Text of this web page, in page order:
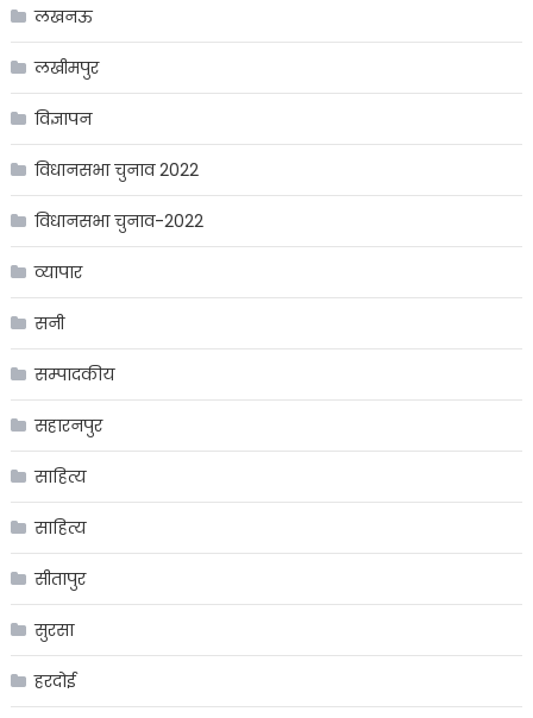
लखनऊ
लखीमपुर
विज्ञापन
विधानसभा चुनाव 2022
विधानसभा चुनाव-2022
व्यापार
सनी
सम्पादकीय
सहारनपुर
साहित्य
साहित्य
सीतापुर
सुरसा
हरदोई